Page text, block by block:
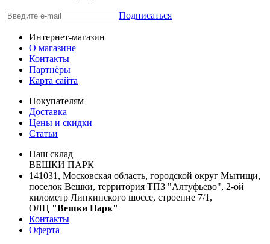
Подписаться
Интернет-магазин
О магазине
Контакты
Партнёры
Карта сайта
Покупателям
Доставка
Цены и скидки
Статьи
Наш склад
ВЕШКИ ПАРК
141031, Московская область, городской округ Мытищи,
поселок Вешки, территория ТПЗ "Алтуфьево", 2-ой
километр Липкинского шоссе, строение 7/1,
ОЛЦ "Вешки Парк"
Контакты
Оферта